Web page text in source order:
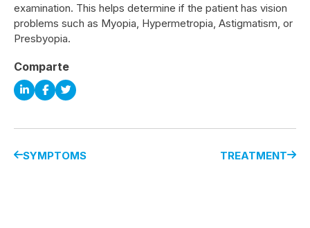
examination. This helps determine if the patient has vision
problems such as Myopia, Hypermetropia, Astigmatism, or
Presbyopia.
Comparte
SYMPTOMS TREATMENT